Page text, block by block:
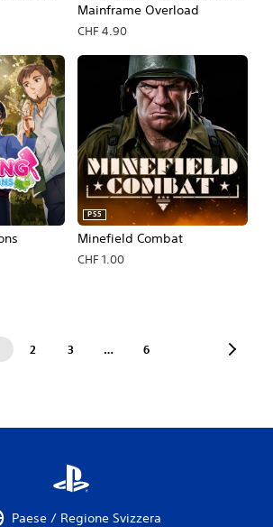
Mainframe Overload
CHF 4.90
Minefield Combat
PS5
CHF 1.00
2 3 … 6
Paese / Regione Svizzera